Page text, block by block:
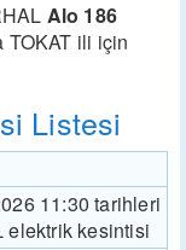
Alo 186
TOKAT ili için
Listesi
11:30 tarihleri
elektrik kesintisi